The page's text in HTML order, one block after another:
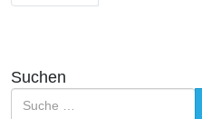
Suchen